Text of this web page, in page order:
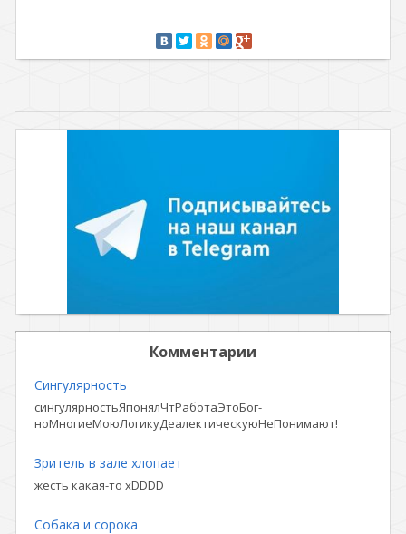
Комментарии
Сингулярность
сингулярностьЯпонялЧтРаботаЭтоБог-
ноМногиеМоюЛогикуДеалектическуюНеПонимают!
Зритель в зале хлопает
жесть какая-то xDDDD
Собака и сорока